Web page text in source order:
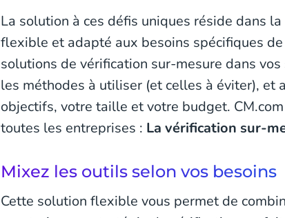
La solution à ces défis uniques réside dans
flexible et adapté aux besoins spécifiques
solutions de vérification sur-mesure dans
les méthodes à utiliser (et celles à éviter), et
objectifs, votre taille et votre budget.
toutes les entreprises : La vérification sur-
Mixez les outils selon vos besoins
Cette solution flexible vous permet de